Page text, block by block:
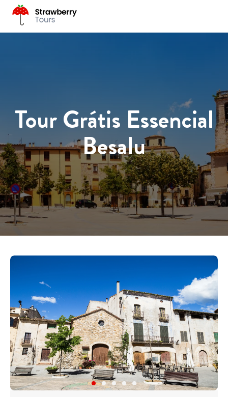
Tour Grátis Essencial
Besalu